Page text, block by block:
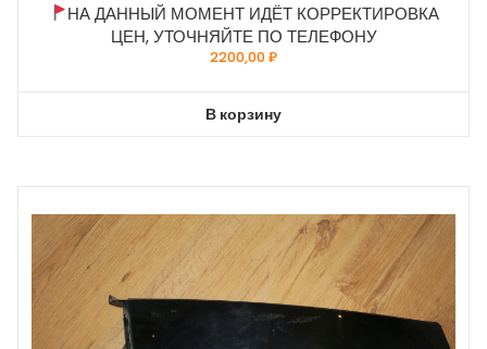
НА ДАННЫЙ МОМЕНТ ИДЁТ КОРРЕКТИРОВКА
ЦЕН, УТОЧНЯЙТЕ ПО ТЕЛЕФОНУ
2200,00₽
В корзину